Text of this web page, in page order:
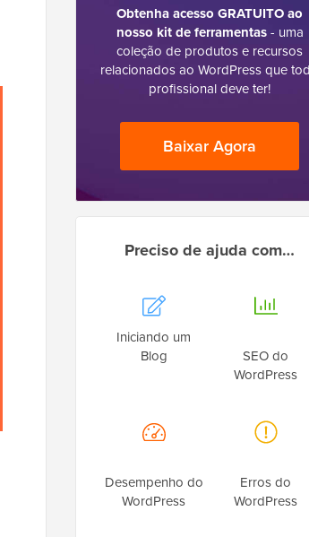
Obtenha acesso GRATUITO ao
nosso kit de ferramentas- uma
coleção de produtos e recursos
relacionados ao WordPress que
profissional deve ter!
Baixar Agora
Preciso de ajuda com…
Iniciando um
Blog
SEO do
WordPress
Desempenho do
WordPress
Erros do
WordPress